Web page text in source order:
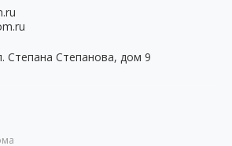
Степана Степанова, дом 9